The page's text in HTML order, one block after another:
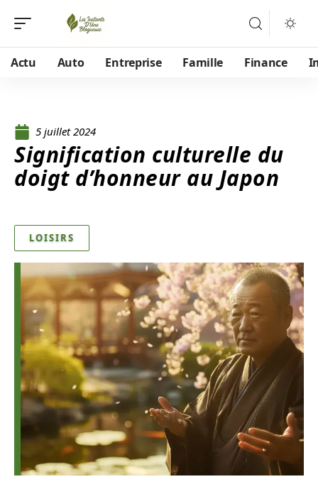
Actu Auto Entreprise Famille Finance
5 juillet 2024
Signification culturelle du
doigt d’honneur au Japon
LOISIRS